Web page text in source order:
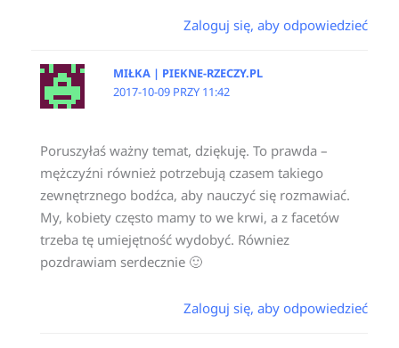
Zaloguj się, aby odpowiedzieć
MIŁKA | PIEKNE-RZECZY.PL
2017-10-09 PRZY 11:42
Poruszyłaś ważny temat, dziękuję. To prawda –
mężczyźni również potrzebują czasem takiego
zewnętrznego bodźca, aby nauczyć się rozmawiać.
My, kobiety często mamy to we krwi, a z facetów
trzeba tę umiejętność wydobyć. Równiez
pozdrawiam serdecznie 🙂
Zaloguj się, aby odpowiedzieć